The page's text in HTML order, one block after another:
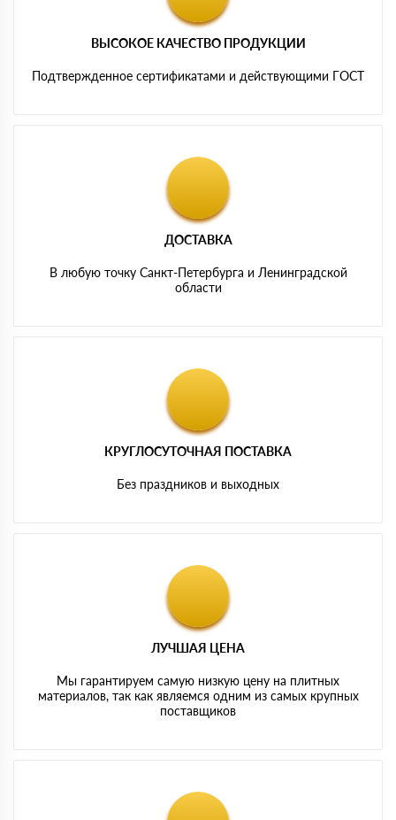
ВЫСОКОЕ КАЧЕСТВО ПРОДУКЦИИ
Подтвержденное сертификатами и действующими ГОСТ
ДОСТАВКА
В любую точку Санкт-Петербурга и Ленинградской
области
КРУГЛОСУТОЧНАЯ ПОСТАВКА
Без праздников и выходных
ЛУЧШАЯ ЦЕНА
Мы гарантируем самую низкую цену на плитных
материалов, так как являемся одним из самых крупных
поставщиков